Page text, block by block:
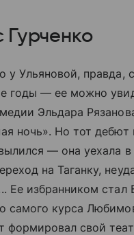
Гурченко
у Ульяновой, правда,
годы — ее можно
Эльдара
ночь». Но тот дебют
— она уехала в
на Таганку,
Ее избранником стал
самого курса
формировал свой